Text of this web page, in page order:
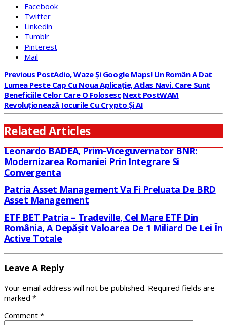
Facebook
Twitter
Linkedin
Tumblr
Pinterest
Mail
Previous PostAdio, Waze Și Google Maps! Un Român A Dat
Lumea Peste Cap Cu Noua Aplicație, Atlas Navi. Care Sunt
Beneficiile Celor Care O Folosesc Next PostWAM
Revoluționează Jocurile Cu Crypto Și AI
Related Articles
Leonardo BADEA, Prim-Viceguvernator BNR:
Modernizarea Romaniei Prin Integrare Si
Convergenta
Patria Asset Management Va Fi Preluata De BRD
Asset Management
ETF BET Patria – Tradeville, Cel Mare ETF Din
România, A Depășit Valoarea De 1 Miliard De Lei În
Active Totale
Leave A Reply
Your email address will not be published. Required fields are
marked *
Comment *